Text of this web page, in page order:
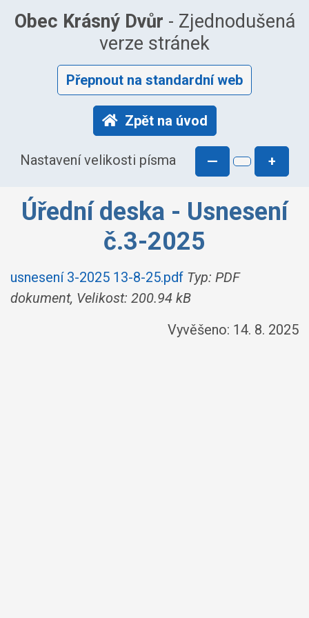
Obec Krásný Dvůr - Zjednodušená
verze stránek
Přepnout na standardní web
Zpět na úvod
Nastavení velikosti písma — +
Úřední deska - Usnesení
č.3-2025
usnesení 3-2025 13-8-25.pdf Typ: PDF
dokument, Velikost: 200.94 kB
Vyvěšeno: 14. 8. 2025